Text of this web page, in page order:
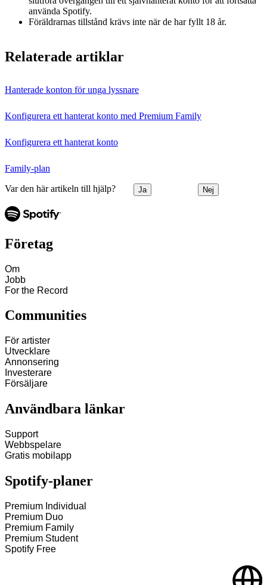
använda Spotify.
Föräldrarnas tillstånd krävs inte när de har fyllt 18 år.
Relaterade artiklar
Hanterade konton för unga lyssnare
Konfigurera ett hanterat konto med Premium Family
Konfigurera ett hanterat konto
Family-plan
Var den här artikeln till hjälp? Ja Nej
Företag
Om
Jobb
For the Record
Communities
För artister
Utvecklare
Annonsering
Investerare
Försäljare
Användbara länkar
Support
Webbspelare
Gratis mobilapp
Spotify‑planer
Premium Individual
Premium Duo
Premium Family
Premium Student
Spotify Free